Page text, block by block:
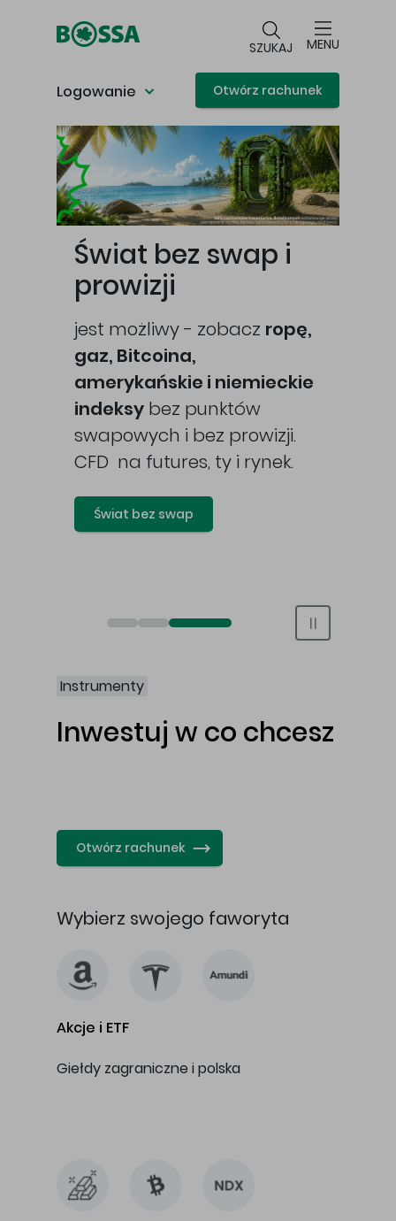
SZUKAJ MENU
Logowanie Otwórz rachunek
Główna treść
Świat bez swap i
prowizji
jest możliwy - zobacz ropę,
gaz, Bitcoina,
amerykańskie i niemieckie
indeksy bez punktów
swapowych i bez prowizji.
CFD na futures, ty i rynek.
Świat bez swap
Otwórz rachunek maklerski online
Otwórz konto IKE/IKZE
Świat bez swap i prowizji
Instrumenty
Inwestuj w co chcesz
Otwórz rachunek
Wybierz swojego faworyta
Akcje i ETF
Giełdy zagraniczne i polska